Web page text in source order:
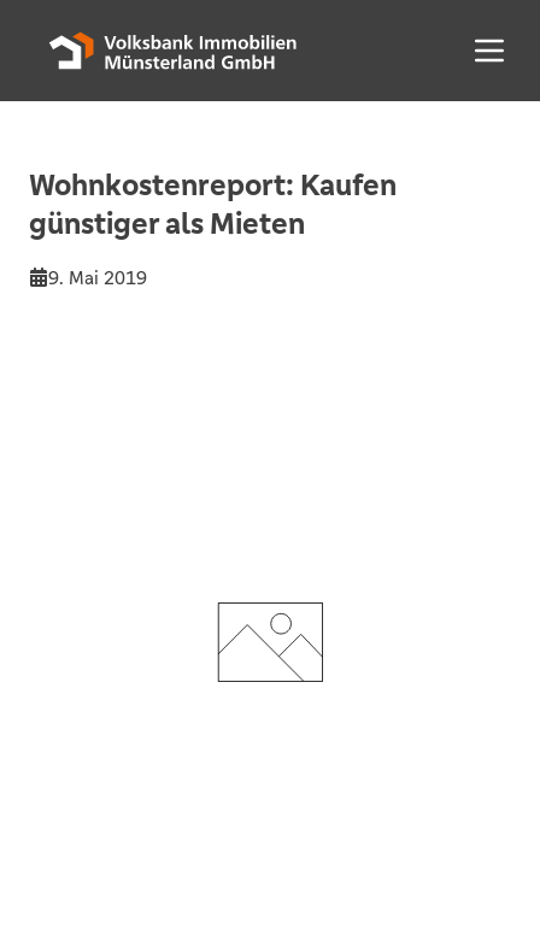
Menü
Wohnkostenreport: Kaufen
günstiger als Mieten
9. Mai 2019